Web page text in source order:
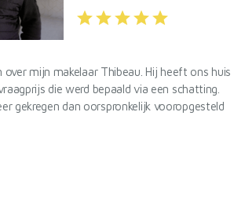
starstarstarstarstar
over mijn makelaar Thibeau. Hij heeft ons huis
die werd bepaald via een schatting.
gekregen dan oorspronkelijk vooropgesteld